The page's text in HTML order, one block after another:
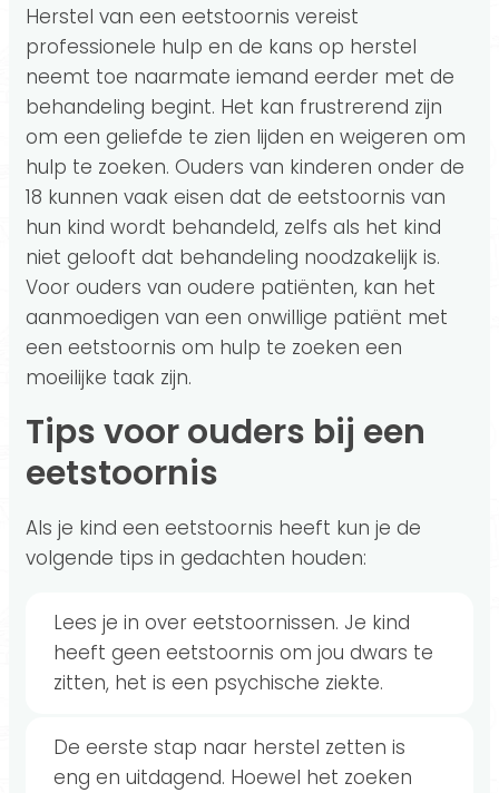
Herstel van een eetstoornis vereist
professionele hulp en de kans op herstel
neemt toe naarmate iemand eerder met de
behandeling begint. Het kan frustrerend zijn
om een ​​geliefde te zien lijden en weigeren om
hulp te zoeken. Ouders van kinderen onder de
18 kunnen vaak eisen dat de eetstoornis van
hun kind wordt behandeld, zelfs als het kind
niet gelooft dat behandeling noodzakelijk is.
Voor ouders van oudere patiënten, kan het
aanmoedigen van een onwillige patiënt met
een eetstoornis om hulp te zoeken een
moeilijke taak zijn.
Tips voor ouders bij een
eetstoornis
Als je kind een eetstoornis heeft kun je de
volgende tips in gedachten houden:
Lees je in over eetstoornissen. Je kind
heeft geen eetstoornis om jou dwars te
zitten, het is een psychische ziekte.
De eerste stap naar herstel zetten is
eng en uitdagend. Hoewel het zoeken